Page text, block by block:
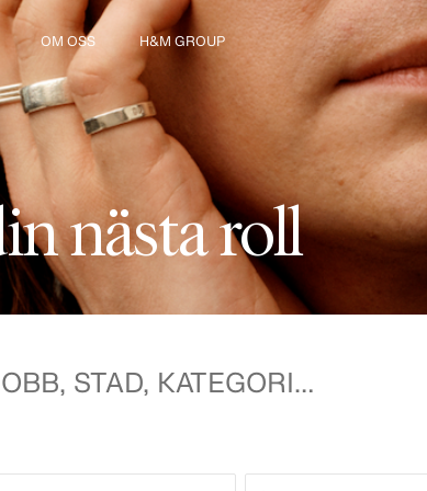
& förmåner
OM OSS
Vilka vi är
Hållbarhet
Inkludering & mångfald
H&M GROUP
Utforska H&M-gruppen
innästaroll